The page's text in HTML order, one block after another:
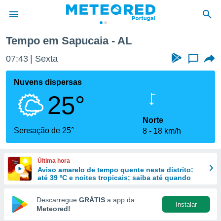
da
foi
fornecidas
a este
das
e
forma
digital
Tempo em Sapucaia - AL
07:43 Sexta ...
Nuvens dispersas
25°
Sensação de 25°
Norte
8
18 km/h
Última hora
Aviso amarelo de tempo quente neste distrito:
até 39 ºC e noites tropicais; saiba até quando
Descarregue GRÁTIS a app da
Meteored!
Instalar